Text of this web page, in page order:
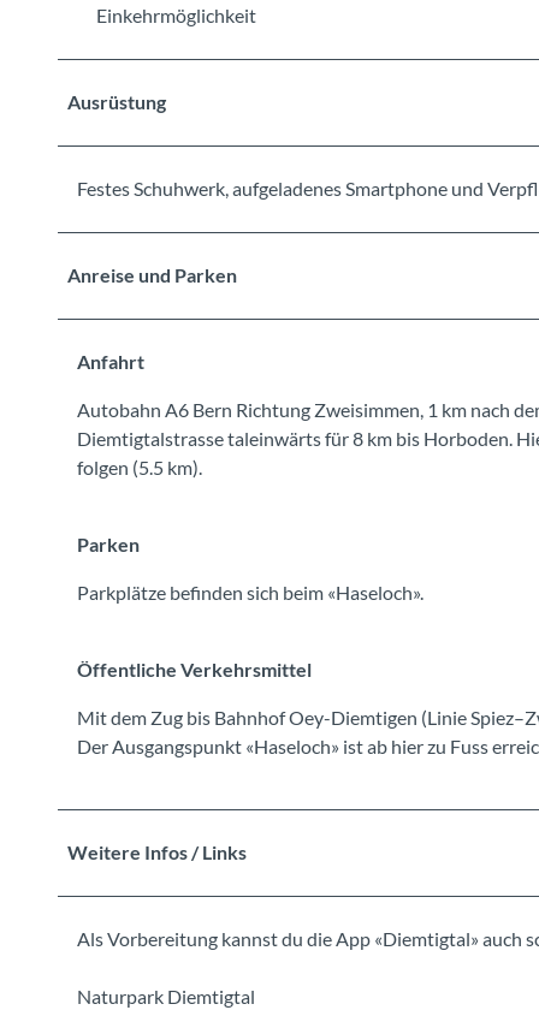
Einkehrmöglichkeit
Ausrüstung
Festes Schuhwerk, aufgeladenes Smartphone und
Anreise und Parken
Anfahrt
Autobahn A6 Bern Richtung Zweisimmen, 1 km nach
Diemtigtalstrasse taleinwärts für 8 km bis Horboden.
folgen (5.5 km).
Parken
Parkplätze befinden sich beim «Haseloch».
Öffentliche Verkehrsmittel
Mit dem Zug bis Bahnhof Oey-Diemtigen (Linie
Der Ausgangspunkt «Haseloch» ist ab hier zu Fuss
Weitere Infos / Links
Als Vorbereitung kannst du die App «Diemtigtal» auch
Naturpark Diemtigtal